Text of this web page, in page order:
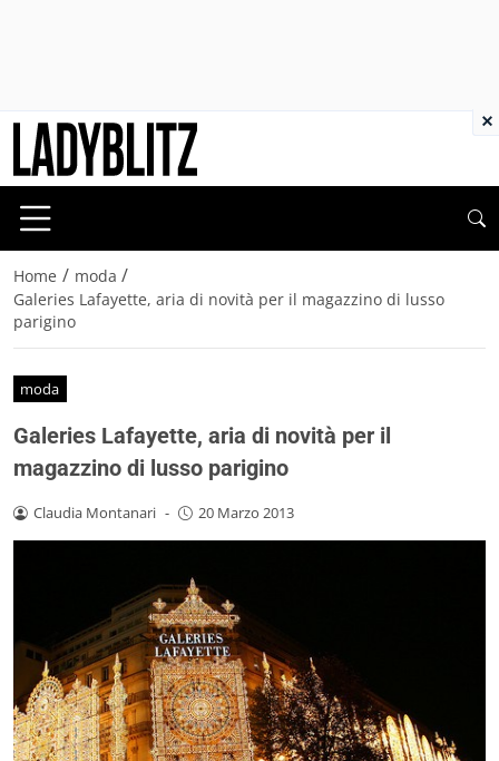
Home / moda /
Galeries Lafayette, aria di novità per il magazzino di lusso
parigino
moda
Galeries Lafayette, aria di novità per il
magazzino di lusso parigino
Claudia Montanari - 20 Marzo 2013
×